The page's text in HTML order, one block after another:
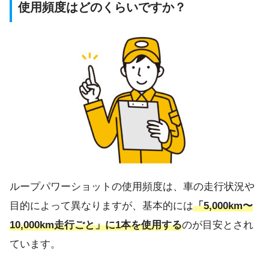
使用頻度はどのくらいですか？
ループパワーショットの使用頻度は、車の走行状況や
目的によって異なりますが、基本的には「5,000km〜
10,000km走行ごと」に1本を使用するのが目安とされ
ています。